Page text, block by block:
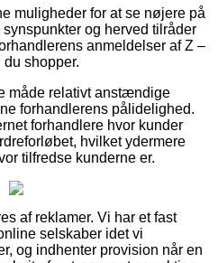
muligheder for at se nøjere på
og herved tilråder
anmeldelser af Z –
shopper.
måde relativt anstændige
forhandlerens pålidelighed.
forhandlere hvor kunder
hvilket ydermere
tilfredse kunderne er.
af reklamer. Vi har et fast
selskaber idet vi
og indhenter provision når en